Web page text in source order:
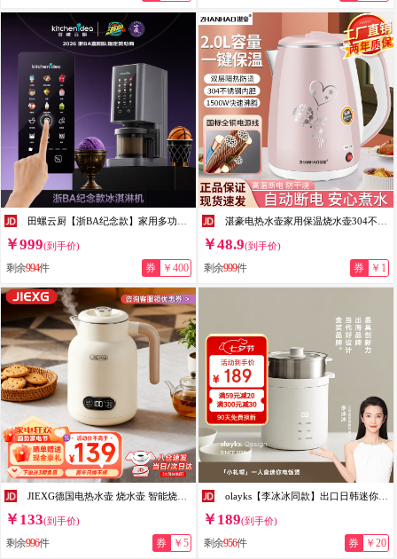
￥999(到手价)
剩余994件 券 ￥400
￥48.9(到手价)
剩余999件 券 ￥1
￥133(到手价)
剩余996件 券 ￥5
￥189(到手价)
剩余956件 券 ￥20